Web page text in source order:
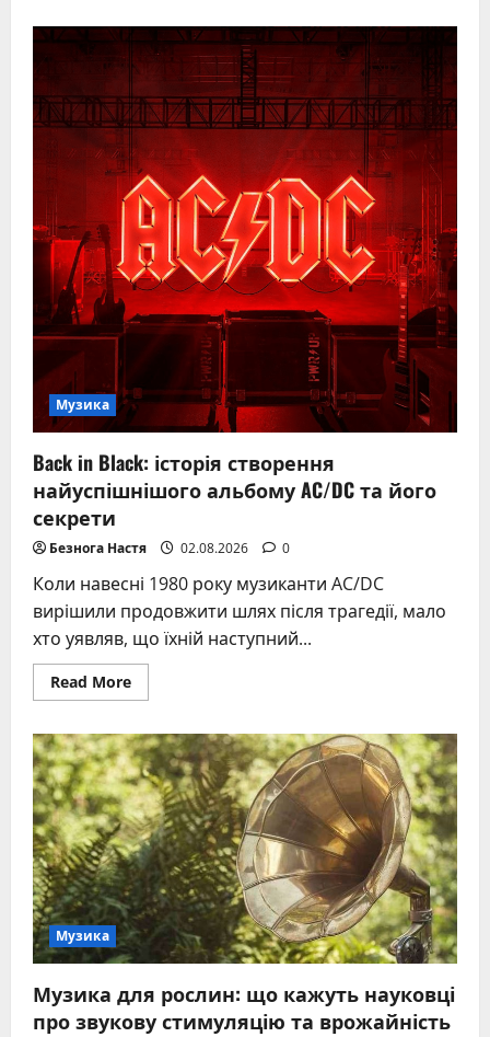
Вотерс:
біографія,
творчість,
вплив
–
головний
архітектор
Floyd
Музика
Back in Black: історія створення
найуспішнішого альбому AC/DC та його
секрети
Безнога Настя 02.08.2026 0
Коли навесні 1980 року музиканти AC/DC
вирішили продовжити шлях після трагедії, мало
хто уявляв, що їхній наступний...
Read MoreRead
more
in
Black:
історія
створення
найуспішнішого
альбому
AC/DC
та
його
секрети
Музика
Музика для рослин: що кажуть науковці
про звукову стимуляцію та врожайність